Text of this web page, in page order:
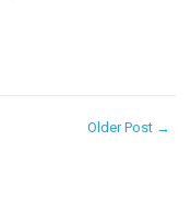
Older Post →